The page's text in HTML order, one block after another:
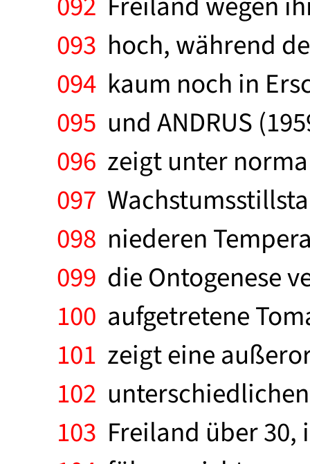
093 hoch, während
094 kaum noch in
095 und ANDRUS
096 zeigt unter
097
098 niederen
099 die Ontogenese
100 aufgetretene
101 zeigt eine
102
103 Freiland über 30,